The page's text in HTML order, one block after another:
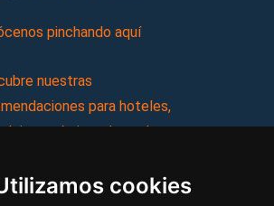
cookies
pinchando aquí
nuestras
para hoteles,
turísticos, hostales,
y mucho más!